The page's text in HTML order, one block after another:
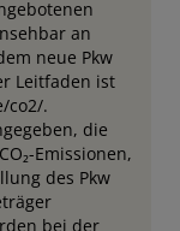
an
neue Pkw
Leitfaden ist
co2/.
die
Emissionen,
des Pkw
bei der